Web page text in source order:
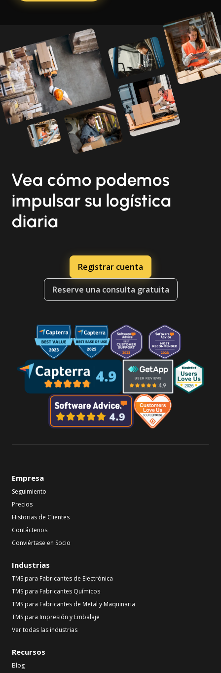
Vea cómo podemos
impulsar su logística
diaria
Registrar cuenta
Reserve una consulta gratuita
Empresa
Seguimiento
Precios
Historias de Clientes
Contáctenos
Conviértase en Socio
Industrias
TMS para Fabricantes de Electrónica
TMS para Fabricantes Químicos
TMS para Fabricantes de Metal y Maquinaria
TMS para Impresión y Embalaje
Ver todas las industrias
Recursos
Blog